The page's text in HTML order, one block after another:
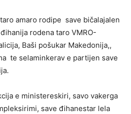
amaro rodipe save bičalajalen
rodena taro VMRO-
Baši pošukar Makedonija,,
te selaminkerav e partijen save
e ministereskiri, savo vakerga
save đihanestar lela